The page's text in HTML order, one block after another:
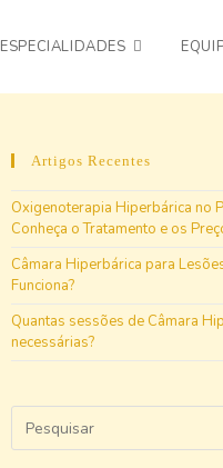
ESPECIALIDADES
Artigos Recentes
Oxigenoterapia Hiperbárica no
Conheça o Tratamento e os
Câmara Hiperbárica para
Funciona?
Quantas sessões de Câmara
necessárias?